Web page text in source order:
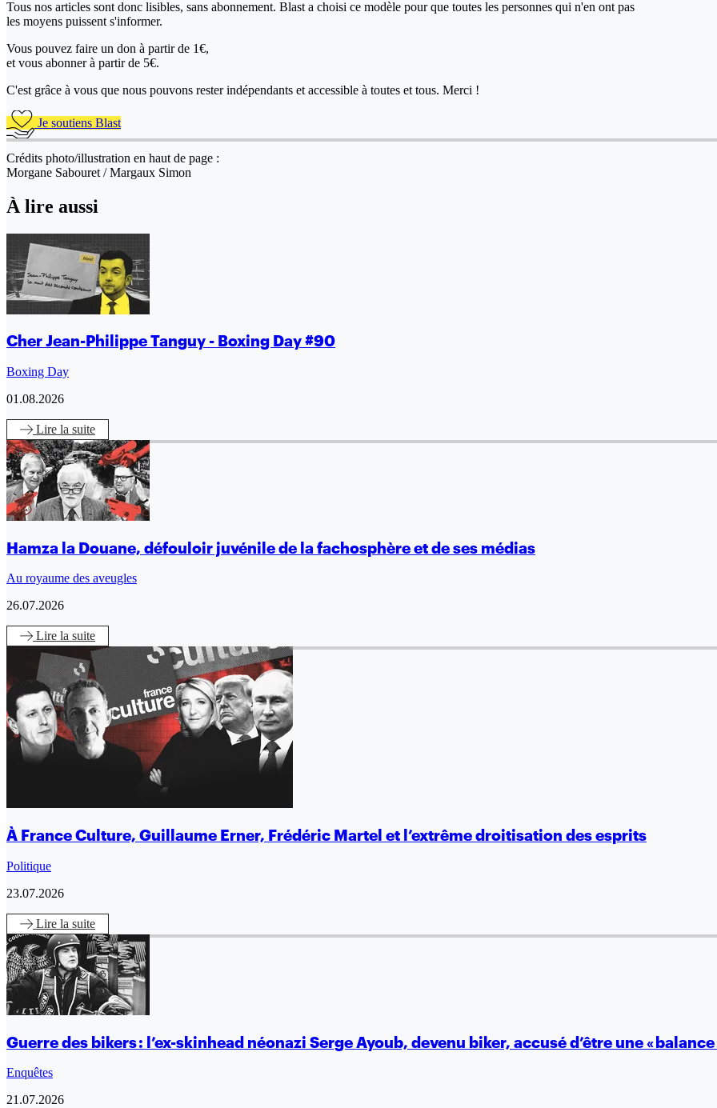
Tous nos articles sont donc lisibles, sans abonnement. Blast a choisi ce modèle pour que toutes les personnes qui n'en ont pas
les moyens puissent s'informer.
Vous pouvez faire un don à partir de 1€,
et vous abonner à partir de 5€.
C'est grâce à vous que nous pouvons rester indépendants et accessible à toutes et tous. Merci !
Je soutiens Blast
Crédits photo/illustration en haut de page :
Morgane Sabouret / Margaux Simon
À lire aussi
Cher Jean-Philippe Tanguy - Boxing Day #90
Boxing Day
01.08.2026
Lire la suite
Hamza la Douane, défouloir juvénile de la fachosphère et de ses médias
Au royaume des aveugles
26.07.2026
Lire la suite
À France Culture, Guillaume Erner, Frédéric Martel et l’extrême droitisation des esprits
Politique
23.07.2026
Lire la suite
Guerre des bikers : l’ex-skinhead néonazi Serge Ayoub, devenu biker, accusé d’être une « balance
Enquêtes
21.07.2026